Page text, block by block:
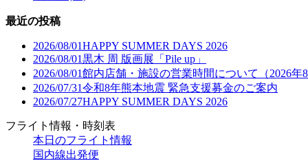
最近の投稿
2026/08/01HAPPY SUMMER DAYS 2026
2026/08/01黒木 周 版画展「Pile up」
2026/08/01館内店舗・施設の営業時間について（2026年8
2026/07/31令和8年熊本地震 緊急支援募金のご案内
2026/07/27HAPPY SUMMER DAYS 2026
フライト情報・時刻表
本日のフライト情報
国内線出発便